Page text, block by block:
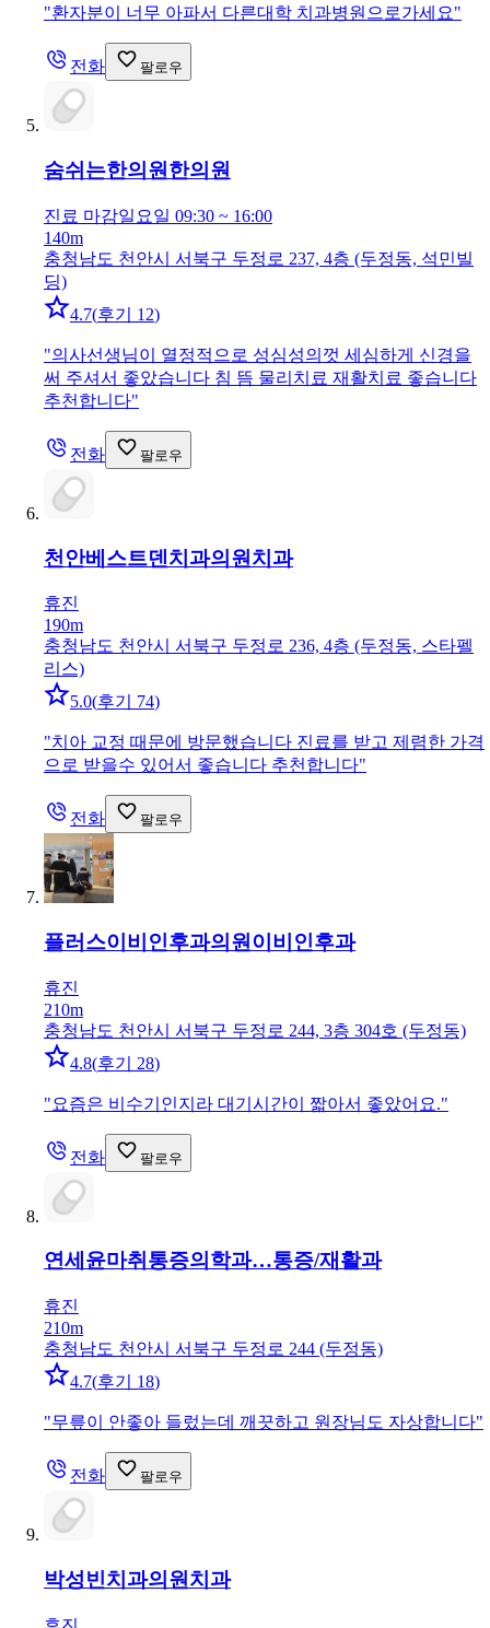
"환자분이 너무 아파서 다른대학 치과병원으로가세요"
전화 팔로우
숨쉬는한의원 한의원
진료 마감일요일 09:30 ~ 16:00
140m
충청남도 천안시 서북구 두정로 237, 4층 (두정동, 석민빌
딩)
4.7(후기 12)
"의사선생님이 열정적으로 성심성의껏 세심하게 신경을
써 주셔서 좋았습니다 침 뜸 물리치료 재활치료 좋습니다
추천합니다"
전화 팔로우
천안베스트덴치과의원 치과
휴진
190m
충청남도 천안시 서북구 두정로 236, 4층 (두정동, 스타펠
리스)
5.0(후기 74)
"치아 교정 때문에 방문했습니다 진료를 받고 제렴한 가격
으로 받을수 있어서 좋습니다 추천합니다"
전화 팔로우
플러스이비인후과의원 이비인후과
휴진
210m
충청남도 천안시 서북구 두정로 244, 3층 304호 (두정동)
4.8(후기 28)
"요즘은 비수기인지라 대기시간이 짧아서 좋았어요."
전화 팔로우
연세윤마취통증의학과…통증/재활과
휴진
210m
충청남도 천안시 서북구 두정로 244 (두정동)
4.7(후기 18)
"무릎이 안좋아 들렀는데 깨끗하고 원장님도 자상합니다"
전화 팔로우
박성빈치과의원 치과